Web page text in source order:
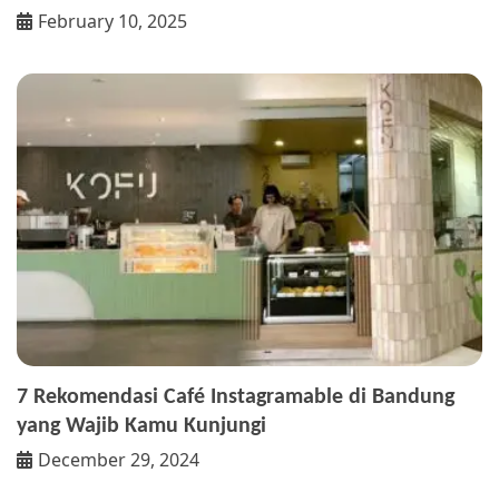
February 10, 2025
7 Rekomendasi Café Instagramable di Bandung
yang Wajib Kamu Kunjungi
December 29, 2024